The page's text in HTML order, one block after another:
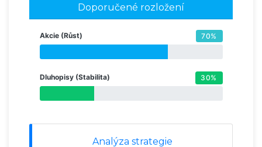
Doporučené rozložení
Akcie (Růst) 70%
Dluhopisy (Stabilita) 30%
Analýza strategie